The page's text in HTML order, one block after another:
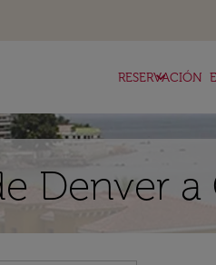
RESERVACIÓN
keyboard_arrow_down
Denver